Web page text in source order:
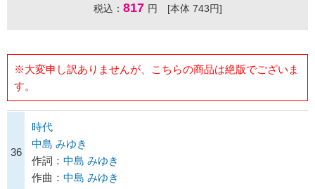
税込： 817 円 [本体 743円]
※大変申し訳ありませんが、こちらの商品は絶版でございま
す。
36
時代
中島 みゆき
作詞： 中島 みゆき
作曲： 中島 みゆき